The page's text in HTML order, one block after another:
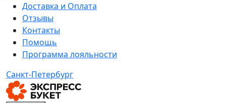
Доставка и Оплата
Отзывы
Контакты
Помощь
Программа лояльности
Санкт-Петербург